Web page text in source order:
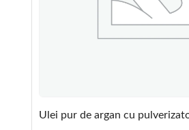
Ulei pur de argan cu